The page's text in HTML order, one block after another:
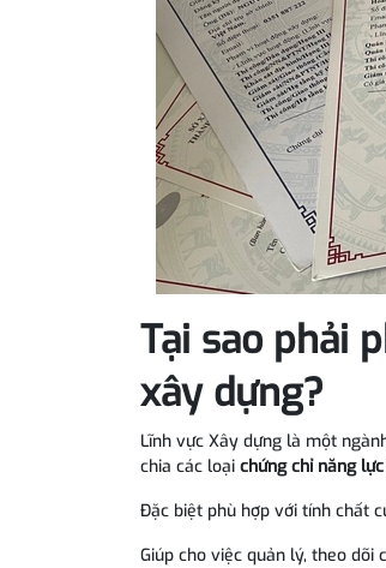
Tại sao phải
xây dựng?
Lĩnh vực Xây dựng là một
chia các loại chứng chỉ năng
Đặc biệt phù hợp với tính chất
Giúp cho việc quản lý, theo